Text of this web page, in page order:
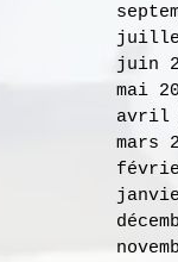
juin
mai
avril
mars